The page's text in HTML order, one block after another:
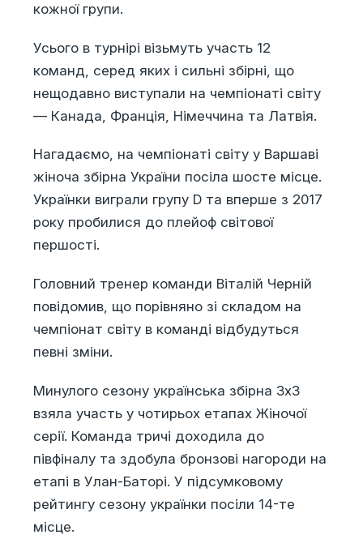
кожної групи.
Усього в турнірі візьмуть участь 12
команд, серед яких і сильні збірні, що
нещодавно виступали на чемпіонаті світу
— Канада, Франція, Німеччина та Латвія.
Нагадаємо, на чемпіонаті світу у Варшаві
жіноча збірна України посіла шосте місце.
Українки виграли групу D та вперше з 2017
року пробилися до плейоф світової
першості.
Головний тренер команди Віталій Черній
повідомив, що порівняно зі складом на
чемпіонат світу в команді відбудуться
певні зміни.
Минулого сезону українська збірна 3х3
взяла участь у чотирьох етапах Жіночої
серії. Команда тричі доходила до
півфіналу та здобула бронзові нагороди на
етапі в Улан-Баторі. У підсумковому
рейтингу сезону українки посіли 14-те
місце.